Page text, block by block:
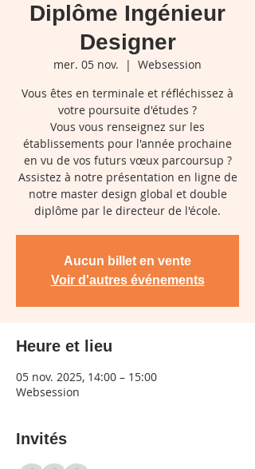
Diplôme Ingénieur
Designer
mer. 05 nov.
  |
Websession
Vous êtes en terminale et réfléchissez à
votre poursuite d'études ?
Vous vous renseignez sur les
établissements pour l'année prochaine
en vu de vos futurs vœux parcoursup ?
Assistez à notre présentation en ligne de
notre master design global et double
diplôme par le directeur de l'école.
Aucun billet en vente
Voir d'autres événements
Heure et lieu
05 nov. 2025, 14:00 – 15:00
Websession
Invités